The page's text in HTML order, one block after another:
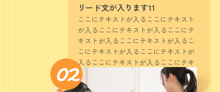
リード文が入ります11
ここにテキストが入るここにテキスト
が入るここにテキストが入るここにテ
キストが入るここにテキストが入るこ
こにテキストが入るここにテキストが
入るここにテキストが入るここにテキ
ストが入るここにテキストが入る11
02